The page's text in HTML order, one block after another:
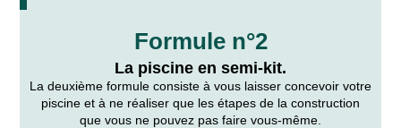
Formule n°2
La piscine en semi-kit.
La deuxième formule consiste à vous laisser concevoir votre
piscine et à ne réaliser que les étapes de la construction
que vous ne pouvez pas faire vous-même.